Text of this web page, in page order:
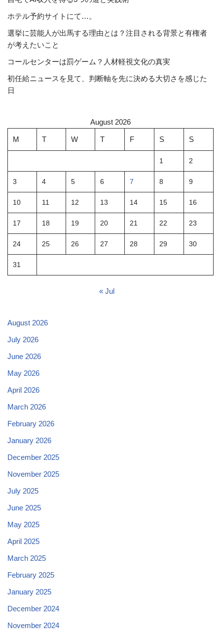
ホテル予約サイトにて…。
選挙に芸能人が出馬する理由とは？注目される背景と有権者
が考えたいこと
コールセンターは罰ゲーム？人材軽視文化の真実
初任給ニュースを見て、判断軸を先に決める大切さを感じた
日
August 2026
M T W T F S S
1 2
3 4 5 6 7 8 9
10 11 12 13 14 15 16
17 18 19 20 21 22 23
24 25 26 27 28 29 30
31
« Jul
August 2026
July 2026
June 2026
May 2026
April 2026
March 2026
February 2026
January 2026
December 2025
November 2025
July 2025
June 2025
May 2025
April 2025
March 2025
February 2025
January 2025
December 2024
November 2024